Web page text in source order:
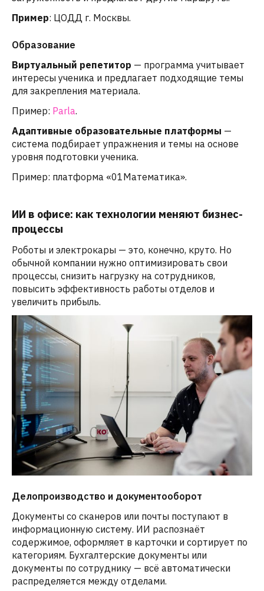
Пример: ЦОДД г. Москвы.
Образование
Виртуальный репетитор — программа учитывает
интересы ученика и предлагает подходящие темы
для закрепления материала.
Пример: Parla.
Адаптивные образовательные платформы —
система подбирает упражнения и темы на основе
уровня подготовки ученика.
Пример: платформа «01Математика».
ИИ в офисе: как технологии меняют бизнес-
процессы
Роботы и электрокары — это, конечно, круто. Но
обычной компании нужно оптимизировать свои
процессы, снизить нагрузку на сотрудников,
повысить эффективность работы отделов и
увеличить прибыль.
Делопроизводство и документооборот
Документы со сканеров или почты поступают в
информационную систему. ИИ распознаёт
содержимое, оформляет в карточки и сортирует по
категориям. Бухгалтерские документы или
документы по сотруднику — всё автоматически
распределяется между отделами.